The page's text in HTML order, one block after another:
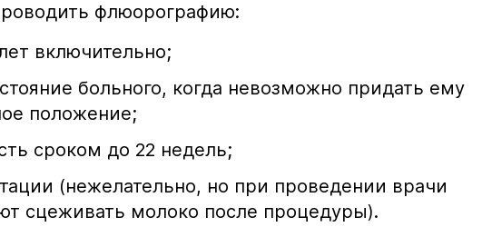
флюорографию:
включительно;
больного, когда невозможно придать ему
положение;
сроком до 22 недель;
(нежелательно, но при проведении врачи
сцеживать молоко после процедуры).